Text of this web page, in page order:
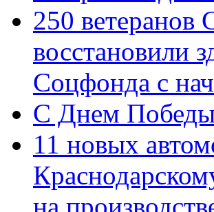
250 ветеранов
восстановили
Соцфонда с
С Днем
11 новых
на